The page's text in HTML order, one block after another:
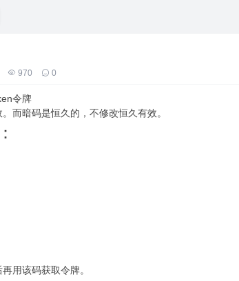
970 0
令牌
而暗码是恒久的，不修改恒久有效。
用该码获取令牌。